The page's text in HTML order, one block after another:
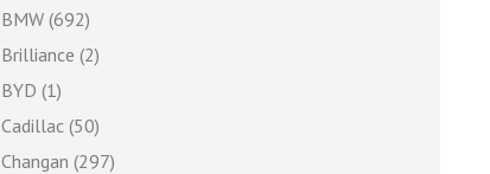
BMW (692)
Brilliance (2)
BYD (1)
Cadillac (50)
Changan (297)